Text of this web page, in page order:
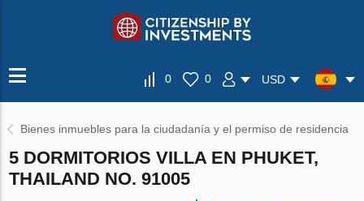
0 0 USD
Bienes inmuebles para la ciudadanía y el permiso de residencia
5 DORMITORIOS VILLA EN PHUKET,
THAILAND NO. 91005